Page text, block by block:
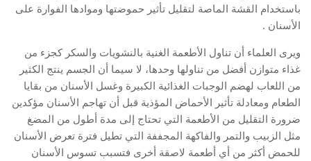
باستخدام القشة الماصة لتقليل تأثير حموضتها وموادها الفوارة على
الأسنان .
ويرى العلماء أن تناول الأطعمة الغنية بالنشويات والسكر كجزء من
غذاء متوازن أفضل من تناولها وحدها، لا سيما أن الجسم ينتج الكثير
من اللعاب لهضم الوجبات الغذائية الكبيرة وغسل الأسنان من بقايا
الطعام ومعادلة تأثير الأحماض المؤذية قبل أن تهاجم الأسنان مؤكدين
ضرورة التقليل من الأطعمة التي تحتاج إلى مدة أطول من المضغ
مثل الزبيب والتمر والفاكهة المجففة التي تطيل فترة تعرض الأسنان
للحمض أكثر من أي أطعمة لاصقة أخرى فتسبب تسوس الأسنان